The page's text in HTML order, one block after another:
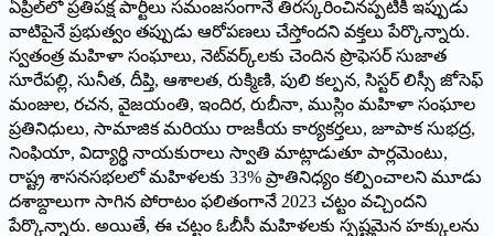
ఏప్రిల్‌లో ప్రతిపక్ష పార్టీలు సమంజసంగానే తిరస్కరించినప్పటికీ ఇప్పుడు
వాటిపైనే ప్రభుత్వం తప్పుడు ఆరోపణలు చేస్తోంద‌ని వ‌క్త‌లు పేర్కొన్నారు.
స్వతంత్ర మహిళా సంఘాలు, నెట్‌వర్క్‌లకు చెందిన ప్రొఫెసర్ సుజాత
సూరేపల్లి, సునీత, దీప్తి, ఆశాలత, రుక్మిణి, పులి కల్పన, సిస్టర్ లిస్సీ జోసెఫ్
మంజుల, రచన, వైజయంతి, ఇందిర, రుబీనా, ముస్లిం మహిళా సంఘాల
ప్రతినిధులు, సామాజిక మరియు రాజకీయ కార్యకర్తలు, జూపాక సుభద్ర,
నింఫియా, విద్యార్థి నాయకురాలు స్వాతి మాట్లాడుతూ పార్లమెంటు,
రాష్ట్ర శాసనసభలలో మహిళలకు 33% ప్రాతినిధ్యం కల్పించాలని మూడు
దశాబ్దాలుగా సాగిన పోరాటం ఫలితంగానే 2023 చట్టం వచ్చిందని
పేర్కొన్నారు. అయితే, ఈ చట్టం ఓబీసీ మహిళలకు స్పష్టమైన హక్కులను